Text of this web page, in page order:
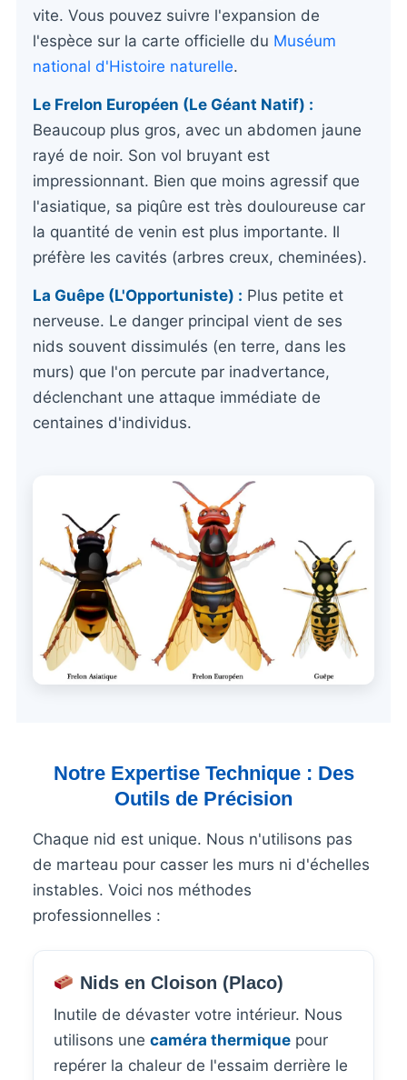
vite. Vous pouvez suivre l'expansion de
l'espèce sur la carte officielle du Muséum
national d'Histoire naturelle.
Le Frelon Européen (Le Géant Natif) :
Beaucoup plus gros, avec un abdomen jaune
rayé de noir. Son vol bruyant est
impressionnant. Bien que moins agressif que
l'asiatique, sa piqûre est très douloureuse car
la quantité de venin est plus importante. Il
préfère les cavités (arbres creux, cheminées).
La Guêpe (L'Opportuniste) : Plus petite et
nerveuse. Le danger principal vient de ses
nids souvent dissimulés (en terre, dans les
murs) que l'on percute par inadvertance,
déclenchant une attaque immédiate de
centaines d'individus.
Notre Expertise Technique : Des
Outils de Précision
Chaque nid est unique. Nous n'utilisons pas
de marteau pour casser les murs ni d'échelles
instables. Voici nos méthodes
professionnelles :
Nids en Cloison (Placo)
Inutile de dévaster votre intérieur. Nous
utilisons une caméra thermique pour
repérer la chaleur de l'essaim derrière le